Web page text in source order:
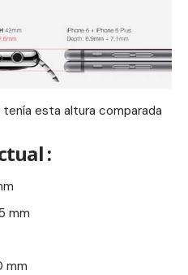
esta altura comparada
:
mm
mm